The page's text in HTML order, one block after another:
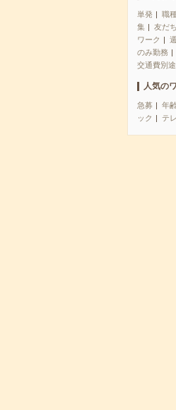
単発 職
集
友だ
ワーク
のみ勤務
交通費別
人気の
急募 年
ック
テ